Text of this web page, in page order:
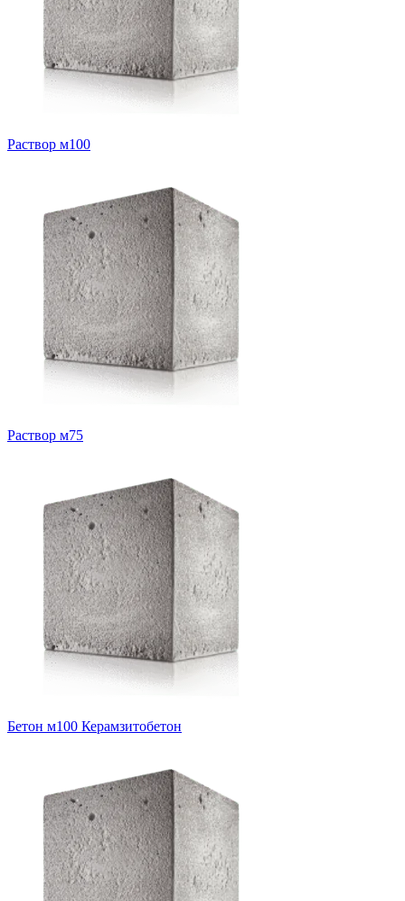
Раствор м100
Раствор м75
Бетон м100 Керамзитобетон